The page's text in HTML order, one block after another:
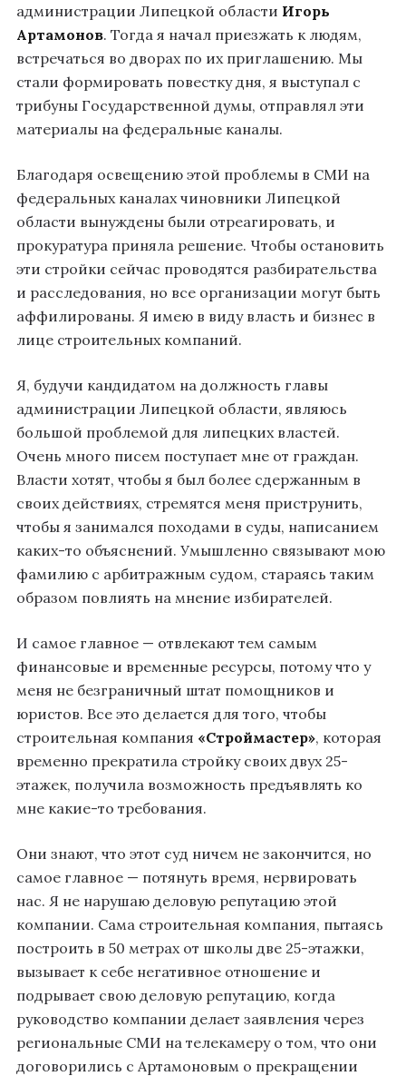
администрации Липецкой области Игорь
Артамонов. Тогда я начал приезжать к людям,
встречаться во дворах по их приглашению. Мы
стали формировать повестку дня, я выступал с
трибуны Государственной думы, отправлял эти
материалы на федеральные каналы.
Благодаря освещению этой проблемы в СМИ на
федеральных каналах чиновники Липецкой
области вынуждены были отреагировать, и
прокуратура приняла решение. Чтобы остановить
эти стройки сейчас проводятся разбирательства
и расследования, но все организации могут быть
аффилированы. Я имею в виду власть и бизнес в
лице строительных компаний.
Я, будучи кандидатом на должность главы
администрации Липецкой области, являюсь
большой проблемой для липецких властей.
Очень много писем поступает мне от граждан.
Власти хотят, чтобы я был более сдержанным в
своих действиях, стремятся меня приструнить,
чтобы я занимался походами в суды, написанием
каких-то объяснений. Умышленно связывают мою
фамилию с арбитражным судом, стараясь таким
образом повлиять на мнение избирателей.
И самое главное — отвлекают тем самым
финансовые и временные ресурсы, потому что у
меня не безграничный штат помощников и
юристов. Все это делается для того, чтобы
строительная компания «Строймастер», которая
временно прекратила стройку своих двух 25-
этажек, получила возможность предъявлять ко
мне какие-то требования.
Они знают, что этот суд ничем не закончится, но
самое главное — потянуть время, нервировать
нас. Я не нарушаю деловую репутацию этой
компании. Сама строительная компания, пытаясь
построить в 50 метрах от школы две 25-этажки,
вызывает к себе негативное отношение и
подрывает свою деловую репутацию, когда
руководство компании делает заявления через
региональные СМИ на телекамеру о том, что они
договорились с Артамоновым о прекращении